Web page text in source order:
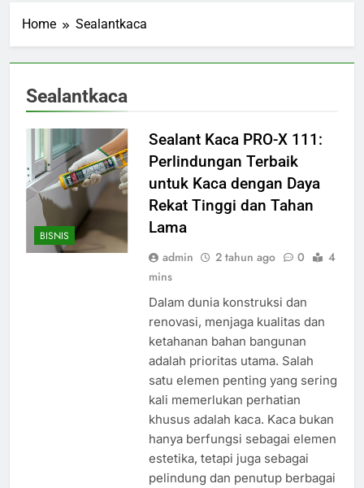
Home Sealantkaca
Sealantkaca
BISNIS
Sealant Kaca PRO-X 111:
Perlindungan Terbaik
untuk Kaca dengan Daya
Rekat Tinggi dan Tahan
Lama
admin 2 tahun ago 0
4
mins
Dalam dunia konstruksi dan
renovasi, menjaga kualitas dan
ketahanan bahan bangunan
adalah prioritas utama. Salah
satu elemen penting yang sering
kali memerlukan perhatian
khusus adalah kaca. Kaca bukan
hanya berfungsi sebagai elemen
estetika, tetapi juga sebagai
pelindung dan penutup berbagai